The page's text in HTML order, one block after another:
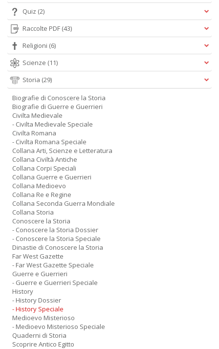
Quiz (2)
Raccolte PDF (43)
Religioni (6)
Scienze (11)
Storia (29)
Biografie di Conoscere la Storia
Biografie di Guerre e Guerrieri
Civilta Medievale
- Civilta Medievale Speciale
Civilta Romana
- Civilta Romana Speciale
Collana Arti, Scienze e Letteratura
Collana Civiltà Antiche
Collana Corpi Speciali
Collana Guerre e Guerrieri
Collana Medioevo
Collana Re e Regine
Collana Seconda Guerra Mondiale
Collana Storia
Conoscere la Storia
- Conoscere la Storia Dossier
- Conoscere la Storia Speciale
Dinastie di Conoscere la Storia
Far West Gazette
- Far West Gazette Speciale
Guerre e Guerrieri
- Guerre e Guerrieri Speciale
History
- History Dossier
- History Speciale
Medioevo Misterioso
- Medioevo Misterioso Speciale
Quaderni di Storia
Scoprire Antico Egitto